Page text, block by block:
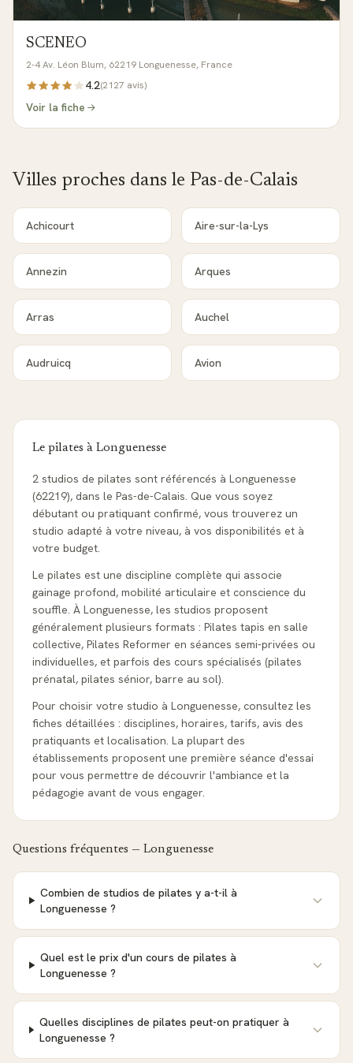
SCENEO
2-4 Av. Léon Blum, 62219 Longuenesse, France
4.2(2127 avis)
Voir la fiche
Villes proches dans le Pas-de-Calais
Achicourt Aire-sur-la-Lys
Annezin Arques
Arras Auchel
Audruicq Avion
Le pilates à Longuenesse
2 studios de pilates sont référencés à Longuenesse
(62219), dans le Pas-de-Calais. Que vous soyez
débutant ou pratiquant confirmé, vous trouverez un
studio adapté à votre niveau, à vos disponibilités et à
votre budget.
Le pilates est une discipline complète qui associe
gainage profond, mobilité articulaire et conscience du
souffle. À Longuenesse, les studios proposent
généralement plusieurs formats : Pilates tapis en salle
collective, Pilates Reformer en séances semi-privées ou
individuelles, et parfois des cours spécialisés (pilates
prénatal, pilates sénior, barre au sol).
Pour choisir votre studio à Longuenesse, consultez les
fiches détaillées : disciplines, horaires, tarifs, avis des
pratiquants et localisation. La plupart des
établissements proposent une première séance d'essai
pour vous permettre de découvrir l'ambiance et la
pédagogie avant de vous engager.
Questions fréquentes — Longuenesse
Combien de studios de pilates y a-t-il à
Longuenesse ?
Quel est le prix d'un cours de pilates à
Longuenesse ?
Quelles disciplines de pilates peut-on pratiquer à
Longuenesse ?